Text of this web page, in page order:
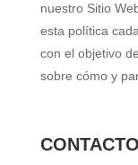
nuestro Sitio
esta política
con el objetivo
sobre cómo y
CONTACTO